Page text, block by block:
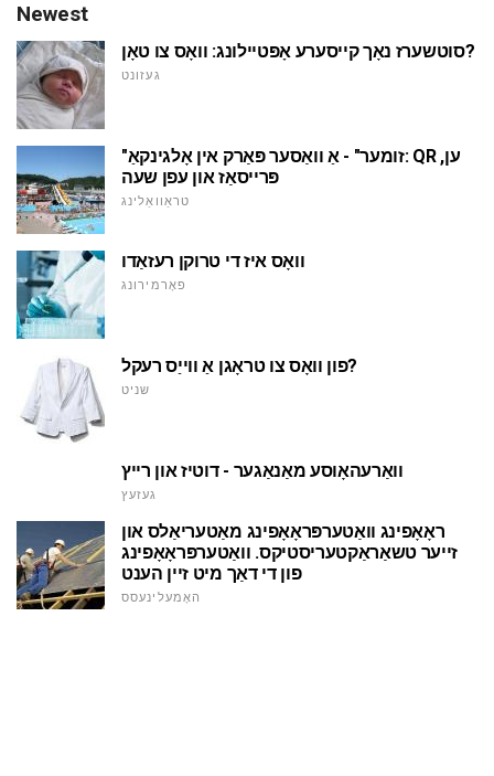
Newest
סוטשערז נאָך קייסערע אָפּטיילונג: וואָס צו טאָן?
געזונט
"זומער" - אַ וואַסער פּאַרק אין אָלגינקאַ: QR ען,
פּרייסאַז און עפן שעה
טראַוואַלינג
וואָס איז די טרוקן רעזאַדו
פאָרמירונג
פון וואָס צו טראָגן אַ ווייַס רעקל?
שניט
וואַרעהאָוסע מאַנאַגער - דוטיז און רייץ
געזעץ
ראָאָפינג וואַטערפּראָאָפינג מאַטעריאַלס און
זייער טשאַראַקטעריסטיקס. וואַטערפּראָאָפינג
פון די דאַך מיט זיין הענט
האָמעלינעסס